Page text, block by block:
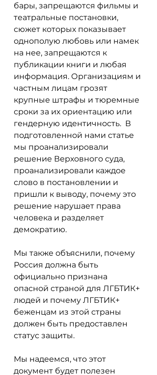
бары, запрещаются фильмы и
театральные постановки,
сюжет которых показывает
однополую любовь или намек
на нее, запрещаются к
публикации книги и любая
информация. Организациям и
частным лицам грозят
крупные штрафы и тюремные
сроки за их ориентацию или
гендерную идентичность.  В
подготовленной нами статье
мы проанализировали
решение Верховного суда,
проанализировали каждое
слово в постановлении и
пришли к выводу, почему это
решение нарушает права
человека и разделяет
демократию.
Мы также объяснили, почему
Россия должна быть
официально признана
опасной страной для ЛГБТИК+
людей и почему ЛГБТИК+
беженцам из этой страны
должен быть предоставлен
статус защиты.
Мы надеемся, что этот
документ будет полезен